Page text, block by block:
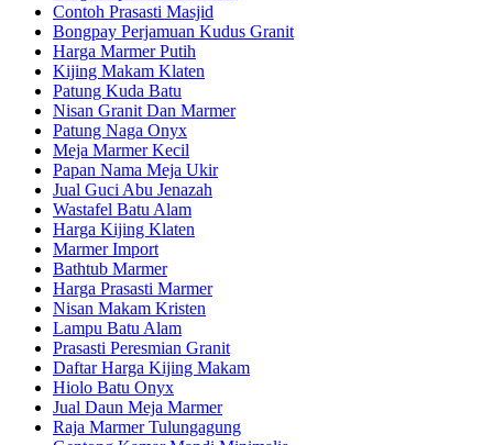
Contoh Prasasti Masjid
Bongpay Perjamuan Kudus Granit
Harga Marmer Putih
Kijing Makam Klaten
Patung Kuda Batu
Nisan Granit Dan Marmer
Patung Naga Onyx
Meja Marmer Kecil
Papan Nama Meja Ukir
Jual Guci Abu Jenazah
Wastafel Batu Alam
Harga Kijing Klaten
Marmer Import
Bathtub Marmer
Harga Prasasti Marmer
Nisan Makam Kristen
Lampu Batu Alam
Prasasti Peresmian Granit
Daftar Harga Kijing Makam
Hiolo Batu Onyx
Jual Daun Meja Marmer
Raja Marmer Tulungagung